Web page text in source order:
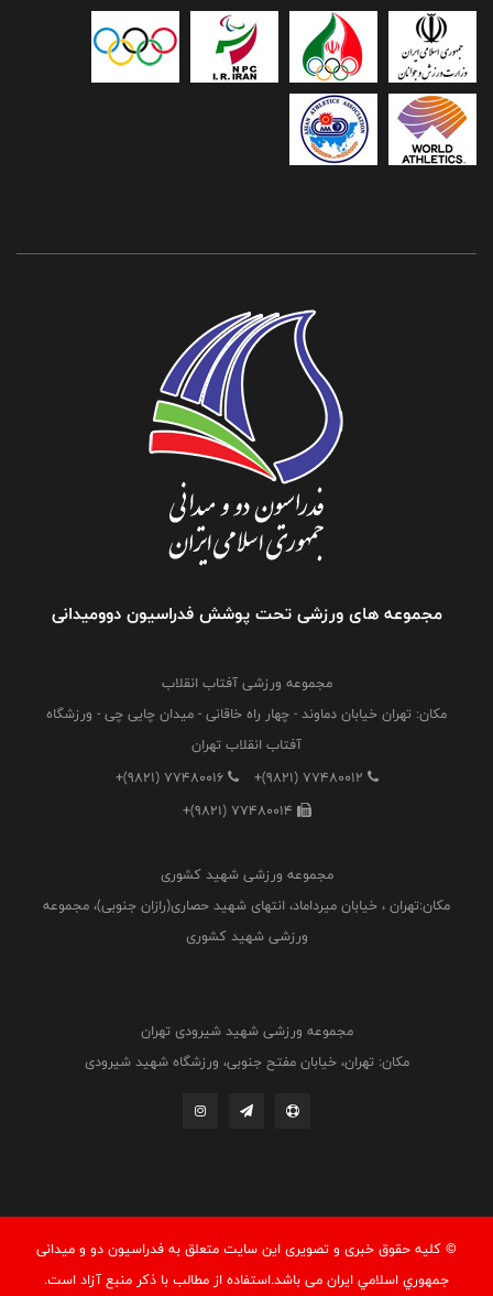
مجموعه های ورزشی تحت پوشش فدراسیون دوومیدانی
مجموعه ورزشی آفتاب انقلاب
مکان: تهران خیابان دماوند - چهار راه خاقانی - میدان چایی چی - ورزشگاه
آفتاب انقلاب تهران
+(9821) 77480012
+(9821) 77480016
+(9821) 77480014
مجموعه ورزشی شهید کشوری
مکان:تهران ، خیابان میرداماد، انتهای شهید حصاری(رازان جنوبی)، مجموعه
ورزشی شهید کشوری
مجموعه ورزشی شهید شیرودی تهران
مکان: تهران، خیابان مفتح جنوبی، ورزشگاه شهید شیرودی
© کليه حقوق خبری و تصويری اين سايت متعلق به فدراسيون دو و میدانی
جمهوري اسلامي ايران می باشد.استفاده از مطالب با ذكر منبع آزاد است.